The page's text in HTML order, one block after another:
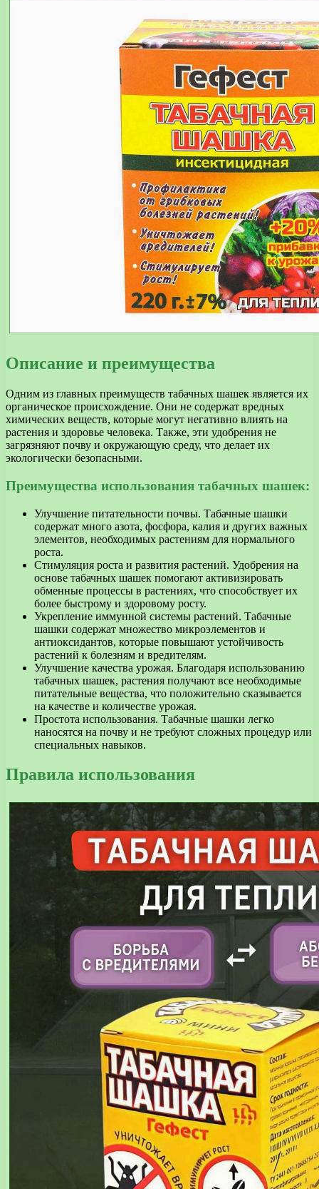
Описание и преимущества
Одним из главных преимуществ табачных шашек является их
органическое происхождение. Они не содержат вредных
химических веществ, которые могут негативно влиять на
растения и здоровье человека. Также, эти удобрения не
загрязняют почву и окружающую среду, что делает их
экологически безопасными.
Преимущества использования табачных шашек:
Улучшение питательности почвы. Табачные шашки
содержат много азота, фосфора, калия и других важных
элементов, необходимых растениям для нормального
роста.
Стимуляция роста и развития растений. Удобрения на
основе табачных шашек помогают активизировать
обменные процессы в растениях, что способствует их
более быстрому и здоровому росту.
Укрепление иммунной системы растений. Табачные
шашки содержат множество микроэлементов и
антиоксидантов, которые повышают устойчивость
растений к болезням и вредителям.
Улучшение качества урожая. Благодаря использованию
табачных шашек, растения получают все необходимые
питательные вещества, что положительно сказывается
на качестве и количестве урожая.
Простота использования. Табачные шашки легко
наносятся на почву и не требуют сложных процедур или
специальных навыков.
Правила использования